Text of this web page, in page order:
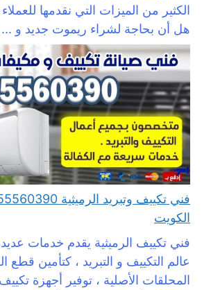
الكثير من الميزات التي نقدمها
هل أن بحاجة لشراء ريموت جديد و ...
الكويت
فني تكييف الرميثية يقدم خدمات
عالم التكييف و التبريد ، كتأمين قطع
المحلقات الأصلية ، توفير أجهزة